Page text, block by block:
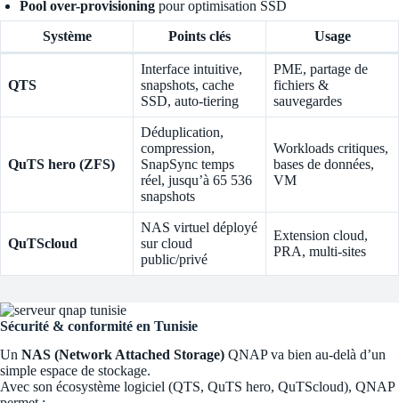
Pool over-provisioning pour optimisation SSD
Système Points clés Usage
QTS
Interface intuitive,
snapshots, cache
SSD, auto-tiering
PME, partage de
fichiers &
sauvegardes
QuTS hero (ZFS)
Déduplication,
compression,
SnapSync temps
réel, jusqu’à 65 536
snapshots
Workloads critiques,
bases de données,
VM
QuTScloud
NAS virtuel déployé
sur cloud
public/privé
Extension cloud,
PRA, multi-sites
Sécurité & conformité en Tunisie
Un NAS (Network Attached Storage) QNAP va bien au-delà d’un
simple espace de stockage.
Avec son écosystème logiciel (QTS, QuTS hero, QuTScloud), QNAP